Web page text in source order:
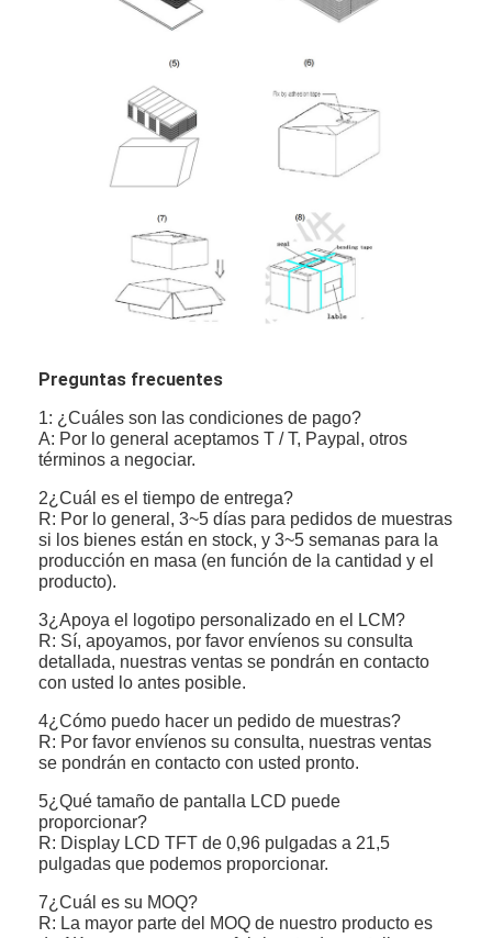
Preguntas frecuentes
1: ¿Cuáles son las condiciones de pago?
A: Por lo general aceptamos T / T, Paypal, otros
términos a negociar.
2¿Cuál es el tiempo de entrega?
R: Por lo general, 3~5 días para pedidos de muestras
si los bienes están en stock, y 3~5 semanas para la
producción en masa (en función de la cantidad y el
producto).
3¿Apoya el logotipo personalizado en el LCM?
R: Sí, apoyamos, por favor envíenos su consulta
detallada, nuestras ventas se pondrán en contacto
con usted lo antes posible.
4¿Cómo puedo hacer un pedido de muestras?
R: Por favor envíenos su consulta, nuestras ventas
se pondrán en contacto con usted pronto.
5¿Qué tamaño de pantalla LCD puede
proporcionar?
R: Display LCD TFT de 0,96 pulgadas a 21,5
pulgadas que podemos proporcionar.
7¿Cuál es su MOQ?
R: La mayor parte del MOQ de nuestro producto es